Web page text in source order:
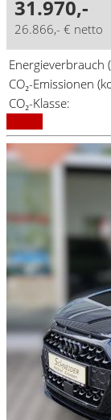
31.970,-
26.866,- € netto
Energieverbrauch
CO₂-Emissionen
CO₂-Klasse: